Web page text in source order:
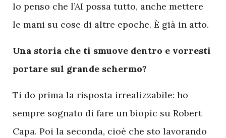
Io penso che l’AI possa tutto, anche mettere
le mani su cose di altre epoche. È già in atto.
Una storia che ti smuove dentro e vorresti
portare sul grande schermo?
Ti do prima la risposta irrealizzabile: ho
sempre sognato di fare un biopic su Robert
Capa. Poi la seconda, cioè che sto lavorando